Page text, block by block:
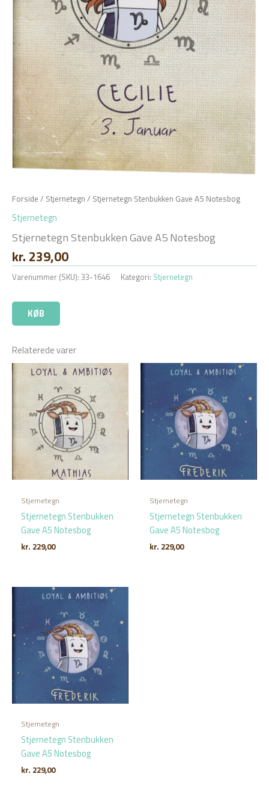
Forside / Stjernetegn / Stjernetegn Stenbukken Gave A5 Notesbog
Stjernetegn
Stjernetegn Stenbukken Gave A5 Notesbog
kr. 239,00
Varenummer (SKU): 33-1646 Kategori: Stjernetegn
KØB
Relaterede varer
Stjernetegn
Stjernetegn Stenbukken
Gave A5 Notesbog
kr. 229,00
Stjernetegn
Stjernetegn Stenbukken
Gave A5 Notesbog
kr. 229,00
Stjernetegn
Stjernetegn Stenbukken
Gave A5 Notesbog
kr. 229,00